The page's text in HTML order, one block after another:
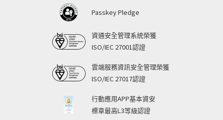
Passkey Pledge
資通安全管理系統榮獲
ISO/IEC 27001認證
雲端服務資訊安全管理榮獲
ISO/IEC 27017認證
行動應用APP基本資安
標章最高L3等級認證